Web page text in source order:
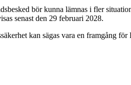
bör kunna lämnas i fler
senast den 29 februari 2028.
kan sägas vara en framgång